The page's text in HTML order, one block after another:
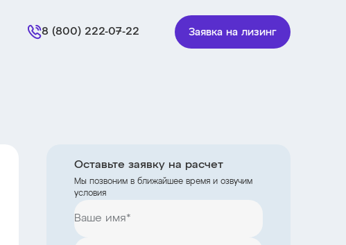
8 (800) 222-07-22 Заявка на лизинг
Оставьте заявку на расчет
Мы позвоним в ближайшее время и озвучим
условия